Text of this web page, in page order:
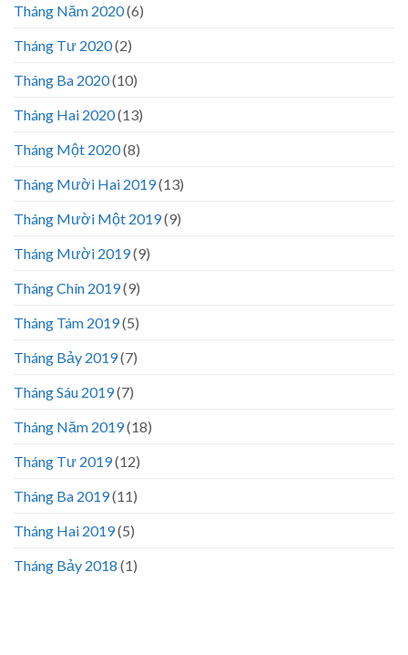
Tháng Năm 2020(6)
Tháng Tư 2020(2)
Tháng Ba 2020(10)
Tháng Hai 2020(13)
Tháng Một 2020(8)
Tháng Mười Hai 2019(13)
Tháng Mười Một 2019(9)
Tháng Mười 2019(9)
Tháng Chín 2019(9)
Tháng Tám 2019(5)
Tháng Bảy 2019(7)
Tháng Sáu 2019(7)
Tháng Năm 2019(18)
Tháng Tư 2019(12)
Tháng Ba 2019(11)
Tháng Hai 2019(5)
Tháng Bảy 2018 (1)